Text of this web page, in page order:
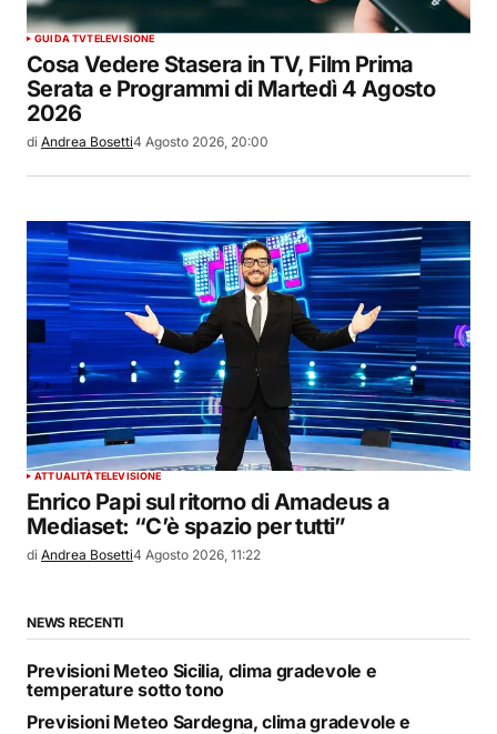
GUIDA TVTELEVISIONE
Cosa Vedere Stasera in TV, Film Prima
Serata e Programmi di Martedì 4 Agosto
2026
di Andrea Bosetti4 Agosto 2026, 20:00
ATTUALITÀTELEVISIONE
Enrico Papi sul ritorno di Amadeus a
Mediaset: “C’è spazio per tutti”
di Andrea Bosetti4 Agosto 2026, 11:22
NEWS RECENTI
Previsioni Meteo Sicilia, clima gradevole e
temperature sotto tono
Previsioni Meteo Sardegna, clima gradevole e